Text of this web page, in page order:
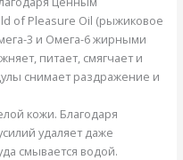
of Pleasure Oil (рыжиковое
3 и Омега-6 жирными
питает, смягчает и
снимает раздражение и
кожи. Благодаря
удаляет даже
смывается водой.